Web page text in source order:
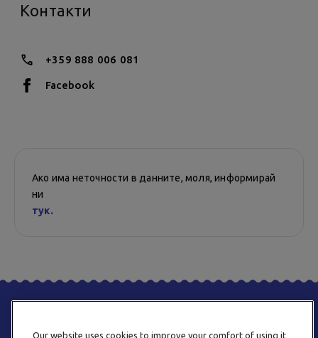
Контакти
+359 888 006 081
Facebook
Ако има неточности в данните, моля, информирай
ни
тук.
Our website uses cookies to improve your comfort of using it